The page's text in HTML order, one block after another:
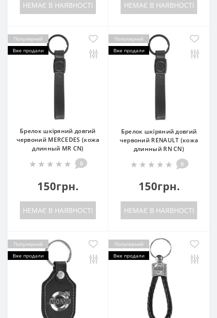
НЕМАЄ В НАЯВНОСТІ НЕМАЄ В НАЯВНОСТІ
Популярний
Вже продали
Брелок шкіряний довгий
червоний MERCEDES (кожа
длинный MR CN)
0
150грн.
НЕМАЄ В НАЯВНОСТІ
Популярний
Вже продали
Брелок шкіряний довгий
червоний RENAULT (кожа
длинный RN CN)
0
150грн.
НЕМАЄ В НАЯВНОСТІ
Популярний
Вже продали
Популярний
Вже продали